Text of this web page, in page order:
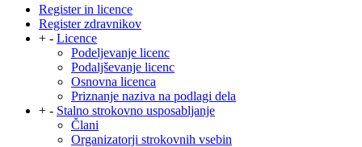
Register in licence
Register zdravnikov
+ - Licence
Podeljevanje licenc
Podaljševanje licenc
Osnovna licenca
Priznanje naziva na podlagi dela
+ - Stalno strokovno usposabljanje
Člani
Organizatorji strokovnih vsebin